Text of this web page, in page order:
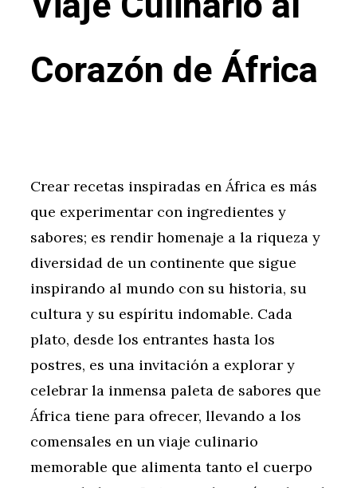
Corazón de África
Crear recetas inspiradas en África es más
que experimentar con ingredientes y
sabores; es rendir homenaje a la riqueza y
diversidad de un continente que sigue
inspirando al mundo con su historia, su
cultura y su espíritu indomable. Cada
plato, desde los entrantes hasta los
postres, es una invitación a explorar y
celebrar la inmensa paleta de sabores que
África tiene para ofrecer, llevando a los
comensales en un viaje culinario
memorable que alimenta tanto el cuerpo